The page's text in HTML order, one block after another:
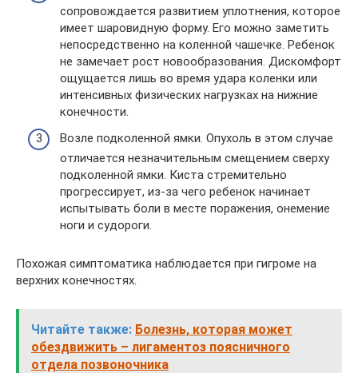
сопровождается развитием уплотнения, которое
имеет шаровидную форму. Его можно заметить
непосредственно на коленной чашечке. Ребенок
не замечает рост новообразования. Дискомфорт
ощущается лишь во время удара коленки или
интенсивных физических нагрузках на нижние
конечности.
Возле подколенной ямки. Опухоль в этом случае
отличается незначительным смещением сверху
подколенной ямки. Киста стремительно
прогрессирует, из-за чего ребенок начинает
испытывать боли в месте поражения, онемение
ноги и судороги.
Похожая симптоматика наблюдается при гигроме на
верхних конечностях.
Читайте также: Болезнь, которая может
обездвижить – лигаментоз поясничного
отдела позвоночника